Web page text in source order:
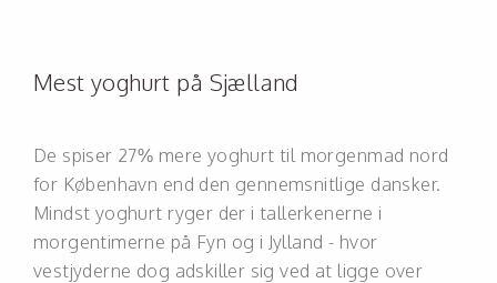
Mest yoghurt på Sjælland
De spiser 27% mere yoghurt til morgenmad nord
for København end den gennemsnitlige dansker.
Mindst yoghurt ryger der i tallerkenerne i
morgentimerne på Fyn og i Jylland - hvor
vestjyderne dog adskiller sig ved at ligge over